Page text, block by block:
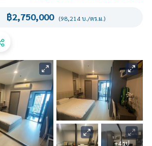
฿2,750,000 (98,214 บ./ตร.ม.)
+4 รูป